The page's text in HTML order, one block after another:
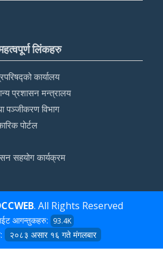
लिंकहरु
कार्यालय
प्रशासन मन्त्रालय
पञ्‍जीकरण विभाग
पोर्टल
सहयोग कार्यक्रम
. All Rights Reserved
आगन्तुकहरु: 93.4K
२०८३ असार १६ गते मंगलबार